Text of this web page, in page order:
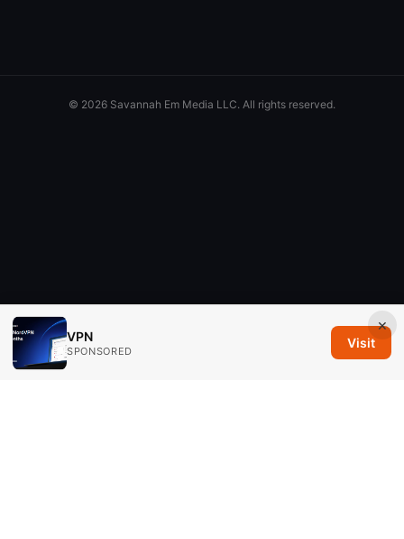
×
VPN
SPONSORED
Visit
© 2026 Savannah Em Media LLC. All rights reserved.